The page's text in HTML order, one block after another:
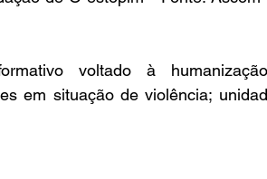
voltado à
em situação de violência;